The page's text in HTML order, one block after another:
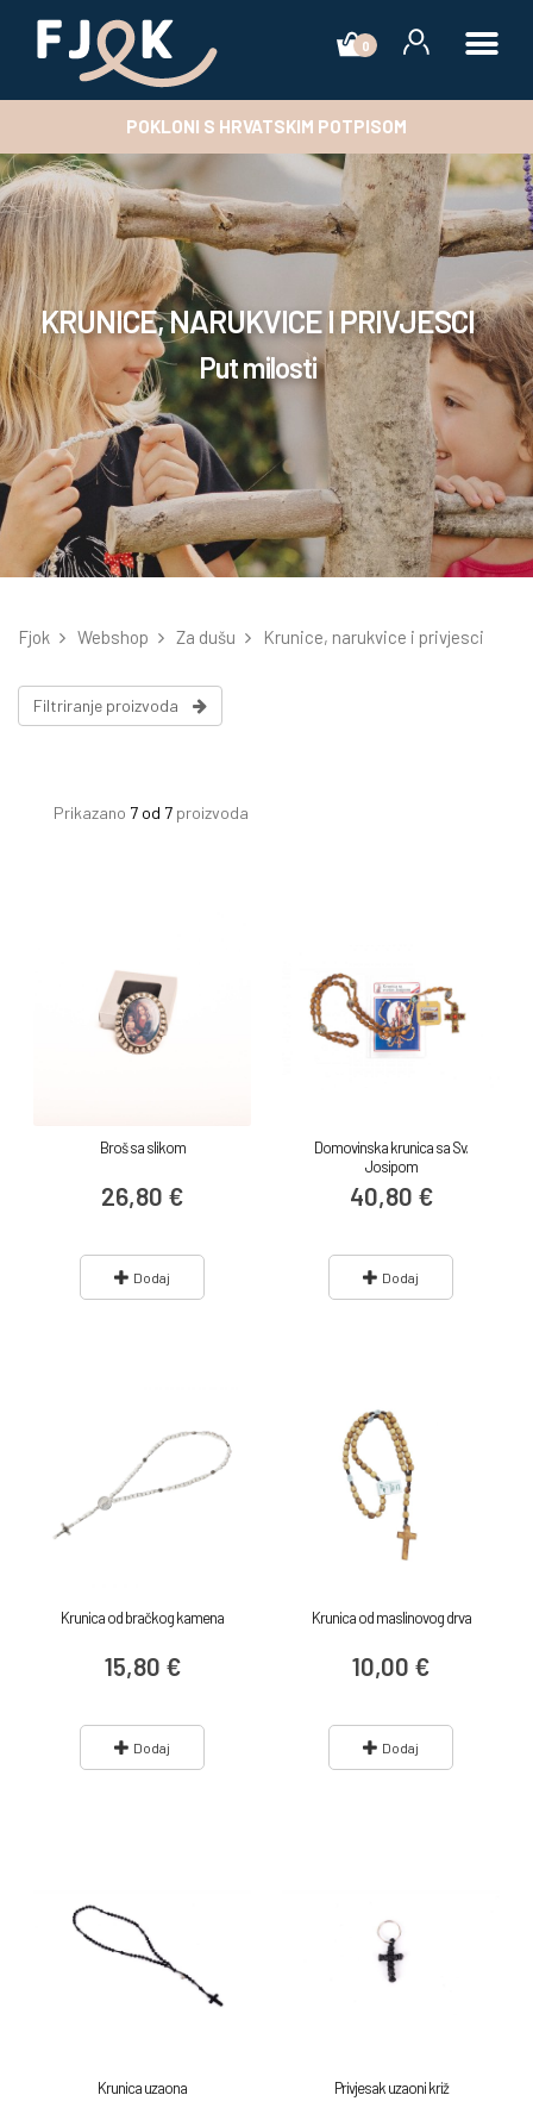
0
POKLONI S HRVATSKIM POTPISOM
KRUNICE, NARUKVICE I PRIVJESCI
Put milosti
Fjok Webshop Za dušu Krunice, narukvice i privjesci
Filtriranje proizvoda
Prikazano 7 od 7 proizvoda
Broš sa slikom
26,80 €
Dodaj
Domovinska krunica sa Sv.
Josipom
40,80 €
Dodaj
Krunica od bračkog kamena
15,80 €
Dodaj
Krunica od maslinovog drva
10,00 €
Dodaj
Krunica uzaona Privjesak uzaoni križ